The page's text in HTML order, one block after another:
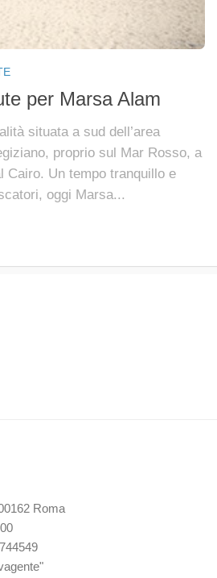
per Marsa Alam
situata a sud dell’area
proprio sul Mar Rosso, a
Cairo. Un tempo tranquillo e
oggi Marsa...
Roma